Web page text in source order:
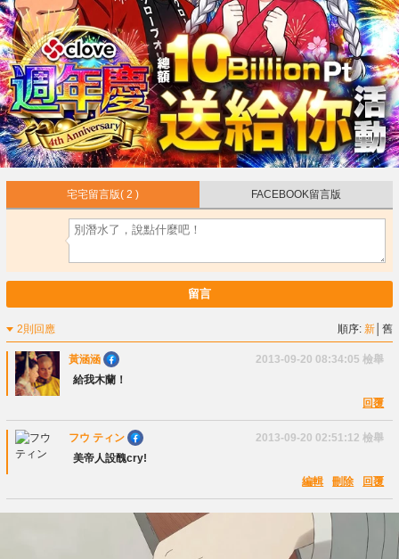
宅宅留言版( 2 ) FACEBOOK留言版
留言
2則回應 順序:新 │舊
黃涵涵 2013-09-20 08:34:05 檢舉
給我木蘭！
回覆
フウ ティン 2013-09-20 02:51:12 檢舉
美帝人設醜cry!
回覆
刪除
編輯